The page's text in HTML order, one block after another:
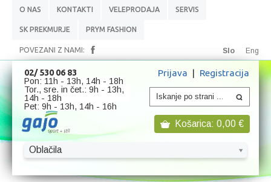
O NAS KONTAKTI VELEPRODAJA SERVIS
SK PREKMURJE PRYM FASHION
POVEZANI Z NAMI: Slo Eng
02/ 530 06 83
Pon: 11h - 13h, 14h - 18h
Tor., sre. in čet.: 9h - 13h,
14h - 18h
Pet: 9h - 13h, 14h - 16h
Prijava | Registracija
Košarica: 0,00 €
Oblačila